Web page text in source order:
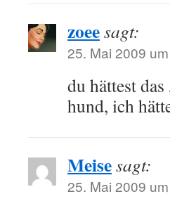
zoeesagt:
25. Mai 2009
du hättest
hund, ich
Meisesagt:
25. Mai 2009